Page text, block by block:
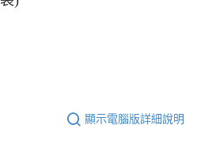
顯示電腦版詳細說明